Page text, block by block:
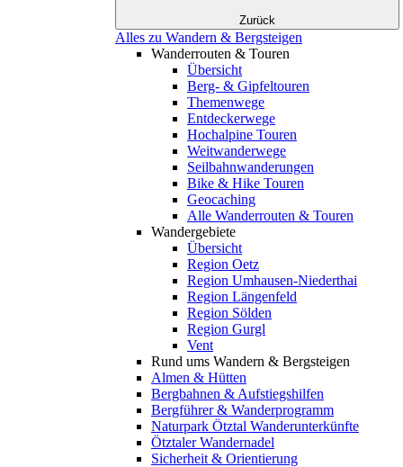
Zurück
Alles zu Wandern & Bergsteigen
Wanderrouten & Touren
Übersicht
Berg- & Gipfeltouren
Themenwege
Entdeckerwege
Hochalpine Touren
Weitwanderwege
Seilbahnwanderungen
Bike & Hike Touren
Geocaching
Alle Wanderrouten & Touren
Wandergebiete
Übersicht
Region Oetz
Region Umhausen-Niederthai
Region Längenfeld
Region Sölden
Region Gurgl
Vent
Rund ums Wandern & Bergsteigen
Almen & Hütten
Bergbahnen & Aufstiegshilfen
Bergführer & Wanderprogramm
Naturpark Ötztal Wanderunterkünfte
Ötztaler Wandernadel
Sicherheit & Orientierung